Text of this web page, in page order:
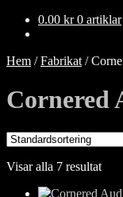
0.00 kr 0 artiklar
Hem /Fabrikat /
Cornered
Visar alla 7 resultat